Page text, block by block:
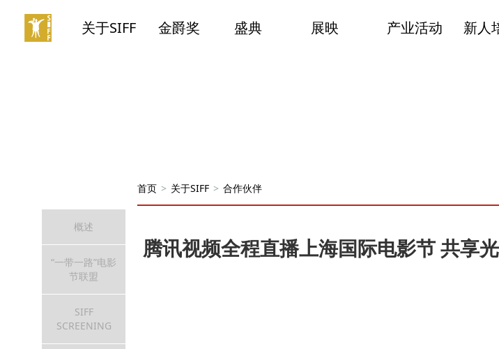
关于SIFF 金爵奖 盛典 展映 产业活动 新人
概述
“一带一路”电影
节联盟
SIFF
SCREENING
首页 > 关于SIFF > 合作伙伴
腾讯视频全程直播上海国际电影节 共享